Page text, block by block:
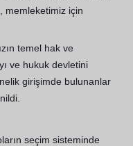
memleketimiz için
temel hak ve
ve hukuk devletini
girişimde bulunanlar
seçim sisteminde